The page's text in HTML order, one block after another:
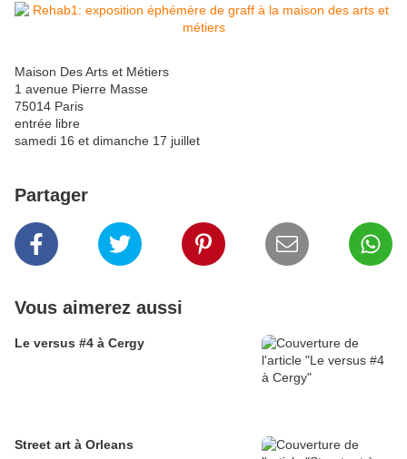
Maison Des Arts et Métiers
1 avenue Pierre Masse
75014 Paris
entrée libre
samedi 16 et dimanche 17 juillet
Partager
Vous aimerez aussi
Le versus #4 à Cergy
Street art à Orleans